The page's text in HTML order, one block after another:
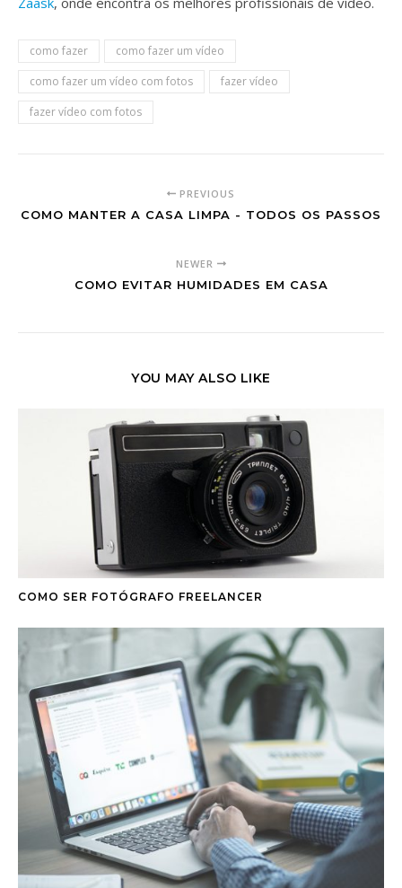
como fazer
como fazer um vídeo
como fazer um vídeo com fotos
fazer vídeo
fazer vídeo com fotos
PREVIOUS
COMO MANTER A CASA LIMPA - TODOS OS PASSOS
NEWER
COMO EVITAR HUMIDADES EM CASA
YOU MAY ALSO LIKE
COMO SER FOTÓGRAFO FREELANCER